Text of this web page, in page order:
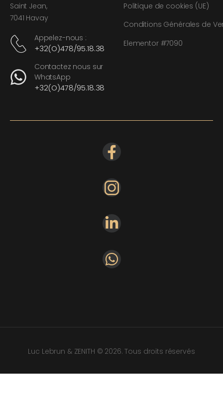
Saint Jean,
7041 Havay
Appelez-nous :
+32(O)478/95.18.38
Contactez nous sur
WhatsApp
+32(O)478/95.18.38
Politique de cookies (UE)
Conditions Générales de
Elementor #7090
Luc Lebrun & ZENITH © 2026. Tous droits réservés